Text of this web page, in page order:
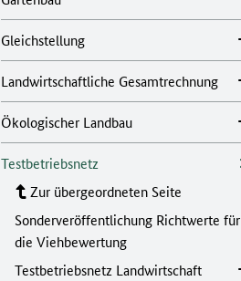
Gleichstellung
Landwirtschaftliche Gesamtrechnung
Ökologischer Landbau
Testbetriebsnetz
Zur übergeordneten Seite
Sonderveröffentlichung Richtwerte für
die Viehbewertung
Testbetriebsnetz Landwirtschaft